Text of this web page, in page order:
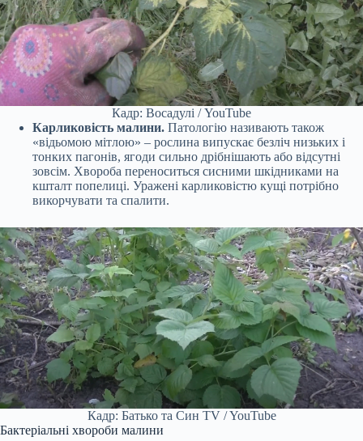
Кадр: Восадулі / YouTube
Карликовість малини. Патологію називають також
«відьомою мітлою» – рослина випускає безліч низьких і
тонких пагонів, ягоди сильно дрібнішають або відсутні
зовсім. Хвороба переноситься сисними шкідниками на
кшталт попелиці. Уражені карликовістю кущі потрібно
викорчувати та спалити.
Кадр: Батько та Син TV / YouTube
Бактеріальні хвороби малини